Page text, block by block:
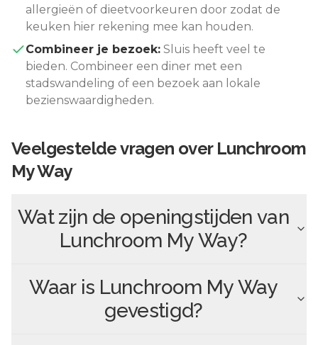
allergieën of dieetvoorkeuren door zodat de
keuken hier rekening mee kan houden.
Combineer je bezoek: Sluis heeft veel te
bieden. Combineer een diner met een
stadswandeling of een bezoek aan lokale
bezienswaardigheden.
Veelgestelde vragen over Lunchroom
My Way
Wat zijn de openingstijden van
Lunchroom My Way?
Waar is Lunchroom My Way
gevestigd?